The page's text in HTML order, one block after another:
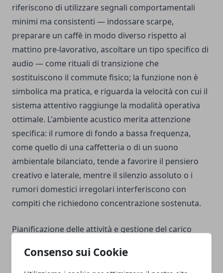
Consenso sui Cookie
riferiscono di utilizzare segnali comportamentali
minimi ma consistenti — indossare scarpe,
preparare un caffè in modo diverso rispetto al
mattino pre-lavorativo, ascoltare un tipo specifico di
audio — come rituali di transizione che
sostituiscono il commute fisico; la funzione non è
simbolica ma pratica, e riguarda la velocità con cui il
sistema attentivo raggiunge la modalità operativa
ottimale. L'ambiente acustico merita attenzione
specifica: il rumore di fondo a bassa frequenza,
come quello di una caffetteria o di un suono
ambientale bilanciato, tende a favorire il pensiero
creativo e laterale, mentre il silenzio assoluto o i
rumori domestici irregolari interferiscono con
compiti che richiedono concentrazione sostenuta.
Pianificazione delle attività e gestione del carico
Lavorare da remoto riduce la visibilità reciproca